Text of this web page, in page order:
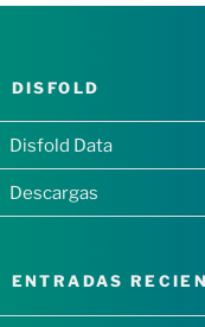
DISFOLD
Disfold Data
Descargas
ENTRADAS